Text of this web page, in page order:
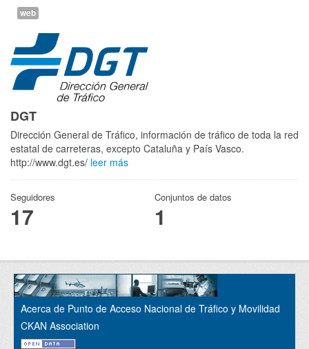
web
DGT
Dirección General de Tráfico, información de tráfico de toda la red
estatal de carreteras, excepto Cataluña y País Vasco.
http://www.dgt.es/ leer más
Seguidores
17
Conjuntos de datos
1
Acerca de Punto de Acceso Nacional de Tráfico y Movilidad
CKAN Association